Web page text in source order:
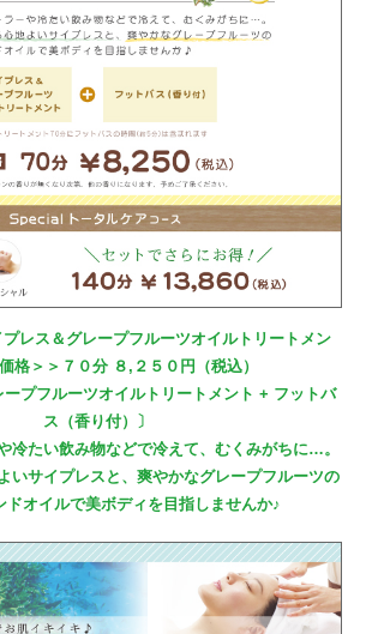
プレス＆グレープフルーツオイルトリートメン
格＞＞７０分 ８,２５０円（税込）
ープフルーツオイルトリートメント + フットバ
ス（香り付）〕
冷たい飲み物などで冷えて、むくみがちに…。
いサイプレスと、爽やかなグレープフルーツの
ドオイルで美ボディを目指しませんか♪